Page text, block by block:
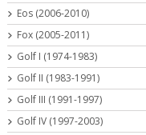
Eos (2006-2010)
Fox (2005-2011)
Golf I (1974-1983)
Golf II (1983-1991)
Golf III (1991-1997)
Golf IV (1997-2003)